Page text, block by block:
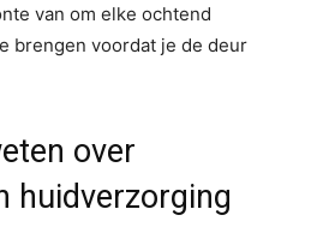
van om elke ochtend
brengen voordat je de deur
over
huidverzorging